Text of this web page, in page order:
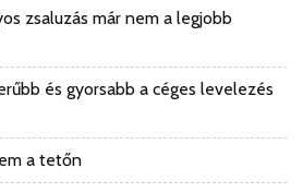
zsaluzás már nem a legjobb
és gyorsabb a céges levelezés
a tetőn